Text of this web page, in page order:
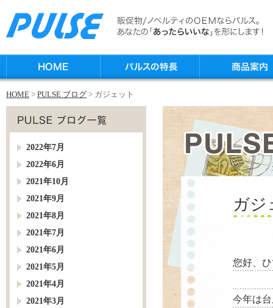
HOME > PULSE ブログ > ガジェット
2022年7月
2022年6月
2021年10月
2021年9月
2021年8月
2021年7月
2021年6月
2021年5月
2021年4月
2021年3月
ガジ
您好、
今年は